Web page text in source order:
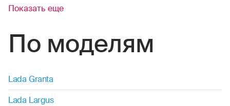
Показать еще
По моделям
Lada Granta
Lada Largus